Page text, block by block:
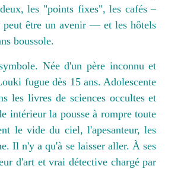
les "points fixes", les cafés –
peut être un avenir — et les hôtels
boussole.
Née d'un père inconnu et
fugue dès 15 ans. Adolescente
les livres de sciences occultes et
intérieur la pousse à rompre toute
le vide du ciel, l'apesanteur, les
Il n'y a qu'à se laisser aller. À ses
d'art et vrai détective chargé par